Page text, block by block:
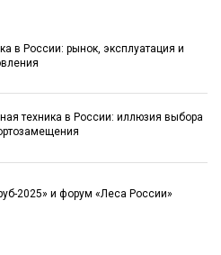
в России: рынок, эксплуатация и
техника в России: иллюзия выбора
2025» и форум «Леса России»